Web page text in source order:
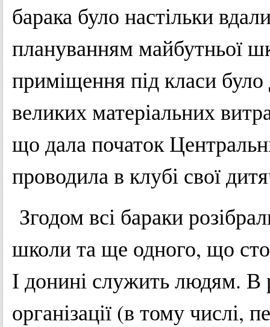
барака було настільки
плануванням майбутньої
приміщення під класи
великих матеріальних
що дала початок
проводила в клубі свої
Згодом всі бараки
школи та ще одного, що
І донині служить людям. В
організації (в тому числі,